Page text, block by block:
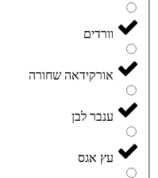
וורדים
אורקידאה שחורה
ענבר לבן
עץ אגס